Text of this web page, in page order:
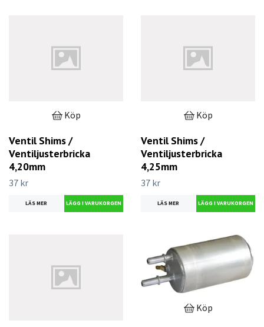
Köp
Ventil Shims /
Ventiljusterbricka
4,20mm
37 kr
LÄS MER
Köp
Ventil Shims /
Ventiljusterbricka
4,25mm
37 kr
LÄS MER
Köp